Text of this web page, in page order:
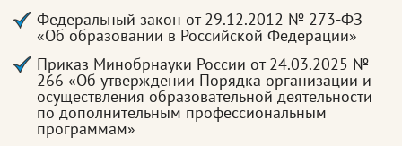
Федеральный закон от 29.12.2012 № 273-ФЗ
«Об образовании в Российской Федерации»
Приказ Минобрнауки России от 24.03.2025 №
266 «Об утверждении Порядка организации и
осуществления образовательной деятельности
по дополнительным профессиональным
программам»